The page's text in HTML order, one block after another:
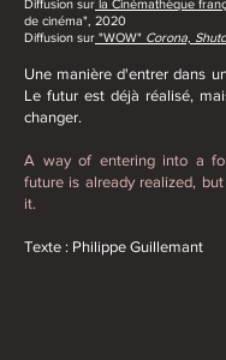
Diffusion sur la Cinémathèque
de cinéma", 2020
Diffusion sur "WOW" Corona,
Une manière d'entrer dans
Le futur est déjà réalisé,
changer.
A way of entering into a
future is already realized,
it.
Texte : Philippe Guillemant